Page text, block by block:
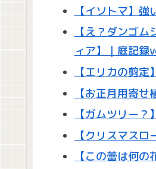
【イソトマ】
【え？ダンゴ
ィア】｜庭記録
【エリカの剪
【お正月用寄
【ガムツリー
【クリスマス
【この蕾は何